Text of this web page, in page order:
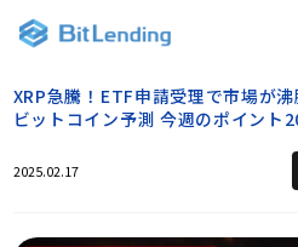
XRP急騰！ETF申請受理で市場が
ビットコイン予測 今週のポイント
2025.02.17